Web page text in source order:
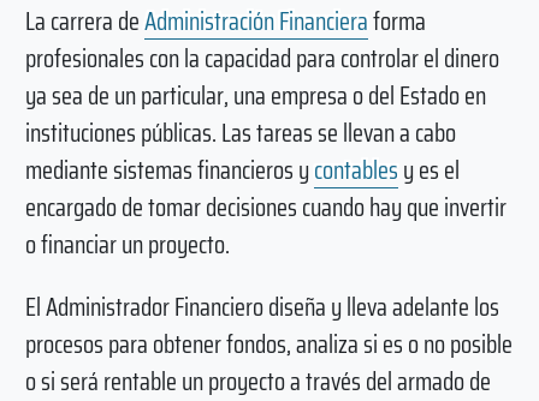
La carrera deAdministración Financieraforma
profesionales con la capacidad para controlar el dinero
ya sea de un particular, una empresa o del Estado en
instituciones públicas. Las tareas se llevan a cabo
mediante sistemas financieros ycontablesy es el
encargado de tomar decisiones cuando hay que invertir
o financiar un proyecto.
El Administrador Financiero diseña y lleva adelante los
procesos para obtener fondos, analiza si es o no posible
o si será rentable un proyecto a través del armado de